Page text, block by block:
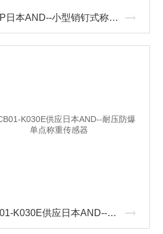
LCSP日本AND--小型销钉式称重传感器
LCB01-K030E供应日本AND--耐压防爆单点称重传感器